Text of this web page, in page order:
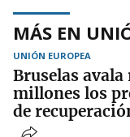
MÁS EN
UNIÓN EUROPEA
Bruselas
millones los
de